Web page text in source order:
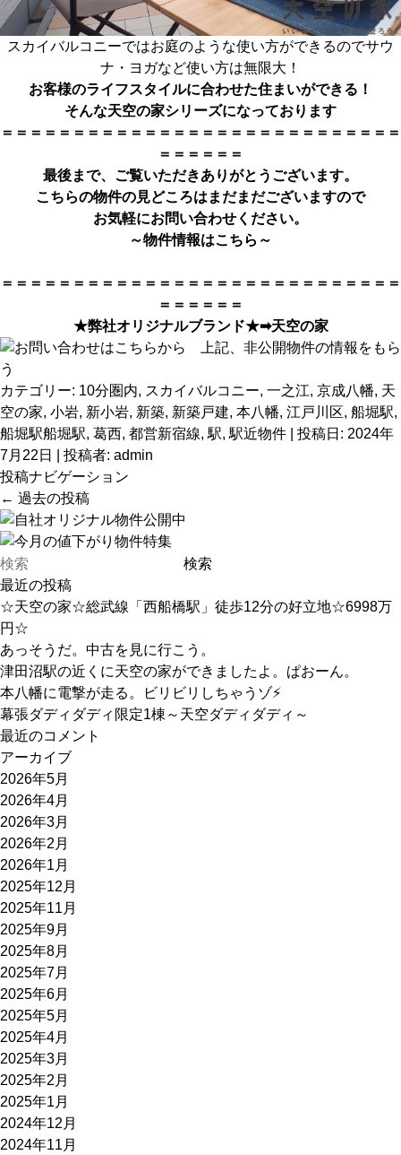
スカイバルコニーではお庭のような使い方ができるのでサウ
ナ・ヨガなど使い方は無限大！
お客様のライフスタイルに合わせた住まいができる！
そんな天空の家シリーズになっております
＝＝＝＝＝＝＝＝＝＝＝＝＝＝＝＝＝＝＝＝＝＝＝＝＝＝＝＝
＝＝＝＝＝＝
最後まで、ご覧いただきありがとうございます。
こちらの物件の見どころはまだまだございますので
お気軽にお問い合わせください。
～物件情報はこちら ～
＝＝＝＝＝＝＝＝＝＝＝＝＝＝＝＝＝＝＝＝＝＝＝＝＝＝＝＝
＝＝＝＝＝＝
★弊社オリジナルブランド★➡天空の家
カテゴリー: 10分圏内, スカイバルコニー, 一之江, 京成八幡, 天
空の家, 小岩, 新小岩, 新築, 新築戸建, 本八幡, 江戸川区, 船堀駅,
船堀駅船堀駅, 葛西, 都営新宿線, 駅, 駅近物件 | 投稿日: 2024年
7月22日
投稿者: admin
投稿ナビゲーション
← 過去の投稿
最近の投稿
☆天空の家☆総武線「西船橋駅」徒歩12分の好立地☆6998万
円☆
あっそうだ。中古を見に行こう。
津田沼駅の近くに天空の家ができましたよ。ぱおーん。
本八幡に電撃が走る。ビリビリしちゃうゾ⚡
幕張ダディダディ限定1棟～天空ダディダディ～
最近のコメント
アーカイブ
2026年5月
2026年4月
2026年3月
2026年2月
2026年1月
2025年12月
2025年11月
2025年9月
2025年8月
2025年7月
2025年6月
2025年5月
2025年4月
2025年3月
2025年2月
2025年1月
2024年12月
2024年11月